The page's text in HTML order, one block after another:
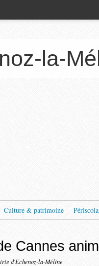
la-
Culture & patrimoine
Cannes
d'Echenoz-la-Méline